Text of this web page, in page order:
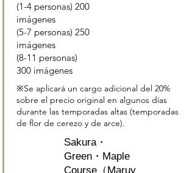
(1-4 personas) 200
imágenes
(5-7 personas) 250
imágenes
(8-11 personas)
300 imágenes
※Se aplicará un cargo adicional del 20%
sobre el precio original en algunos días
durante las temporadas altas (temporadas
de flor de cerezo y de arce).
Sakura・
Green・Maple
Course（Maruy